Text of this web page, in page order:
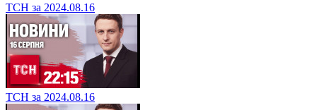
ТСН за 2024.08.16
ТСН за 2024.08.16